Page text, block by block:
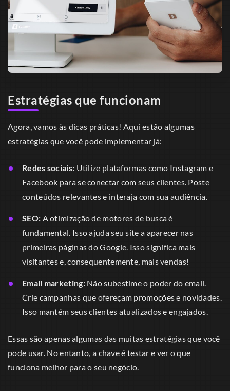
Estratégias que funcionam
Agora, vamos às dicas práticas! Aqui estão algumas
estratégias que você pode implementar já:
Redes sociais: Utilize plataformas como Instagram e
Facebook para se conectar com seus clientes. Poste
conteúdos relevantes e interaja com sua audiência.
SEO: A otimização de motores de busca é
fundamental. Isso ajuda seu site a aparecer nas
primeiras páginas do Google. Isso significa mais
visitantes e, consequentemente, mais vendas!
Email marketing:Não subestime o poder do email.
Crie campanhas que ofereçam promoções e novidades.
Isso mantém seus clientes atualizados e engajados.
Essas são apenas algumas das muitas estratégias que você
pode usar. No entanto, a chave é testar e ver o que
funciona melhor para o seu negócio.